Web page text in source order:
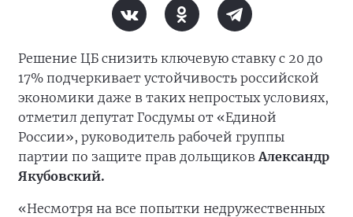
Решение ЦБ снизить ключевую ставку с 20 до
17% подчеркивает устойчивость российской
экономики даже в таких непростых условиях,
отметил депутат Госдумы от «Единой
России», руководитель рабочей группы
партии по защите прав дольщиковАлександр
Якубовский.
«Несмотря на все попытки недружественных